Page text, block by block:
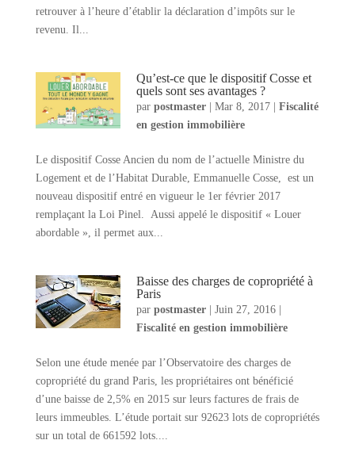
retrouver à l’heure d’établir la déclaration d’impôts sur le
revenu. Il...
Qu’est-ce que le dispositif Cosse et
quels sont ses avantages ?
parpostmaster |Mar 8, 2017 |Fiscalité
en gestion immobilière
Le dispositif Cosse Ancien du nom de l’actuelle Ministre du
Logement et de l’Habitat Durable, Emmanuelle Cosse, est un
nouveau dispositif entré en vigueur le 1er février 2017
remplaçant la Loi Pinel. Aussi appelé le dispositif « Louer
abordable », il permet aux...
Baisse des charges de copropriété à
Paris
parpostmaster |Juin 27, 2016
Fiscalité en gestion immobilière
Selon une étude menée par l’Observatoire des charges de
copropriété du grand Paris, les propriétaires ont bénéficié
d’une baisse de 2,5% en 2015 sur leurs factures de frais de
leurs immeubles. L’étude portait sur 92623 lots de copropriétés
sur un total de 661592 lots....